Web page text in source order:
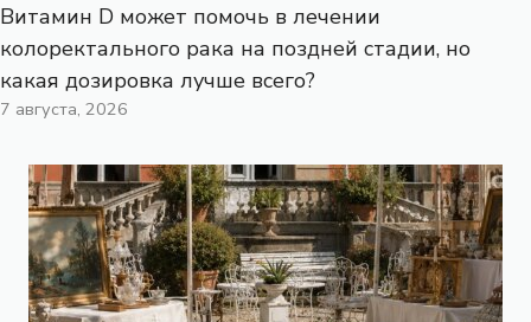
Витамин D может помочь в лечении
колоректального рака на поздней стадии, но
какая дозировка лучше всего?
7 августа, 2026